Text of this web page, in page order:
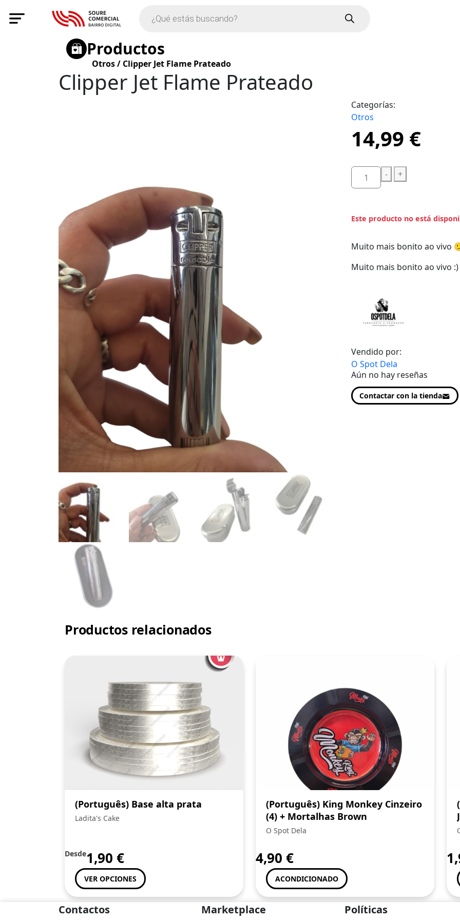
Productos
Otros/ Clipper Jet Flame Prateado
Clipper Jet Flame Prateado
Categorías:
Otros
14,99 €
- +
Este producto no está
Muito mais bonito ao vivo
Muito mais bonito ao vivo :)
Vendido por:
O Spot Dela
Aún no hay reseñas
Contactar con la tienda
Productos relacionados
(Português) Base alta prata
Ladita's Cake
Desde1,90 €
VER OPCIONES
(Português) King Monkey Cinzeiro
(4) + Mortalhas Brown
O Spot Dela
4,90 €
ACONDICIONADO
Contactos Marketplace Políticas